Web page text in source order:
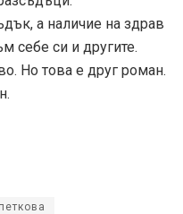
а наличие на здрав
себе си и другите.
Но това е друг роман.